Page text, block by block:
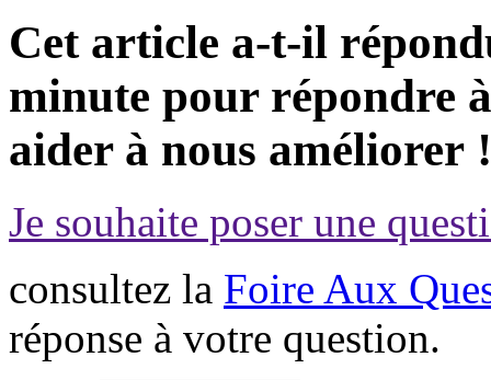
Cet article a-t-il
minute pour répondre
aider à nous améliorer !
Je souhaite poser une
consultez la Foire Aux
réponse à votre question.